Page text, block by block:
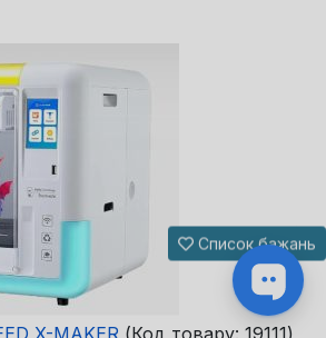
X-MAKER (Код товару: 19111)
Список бажань